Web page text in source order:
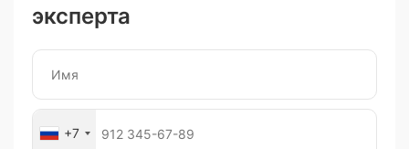
эксперта
+7